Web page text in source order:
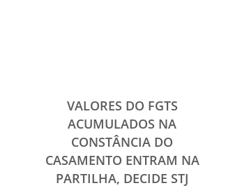
VALORES DO FGTS
ACUMULADOS NA
CONSTÂNCIA DO
CASAMENTO ENTRAM NA
PARTILHA, DECIDE STJ